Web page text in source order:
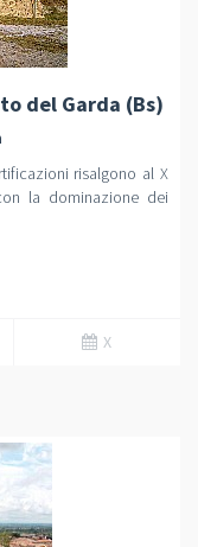
del Garda (Bs)
risalgono al X
la dominazione dei
X